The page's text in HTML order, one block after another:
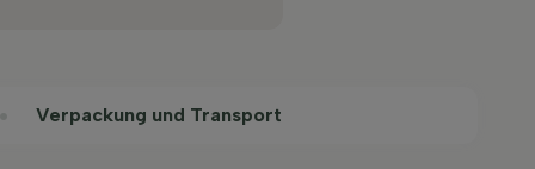
Verpackung und Transport